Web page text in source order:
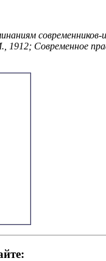
Современное